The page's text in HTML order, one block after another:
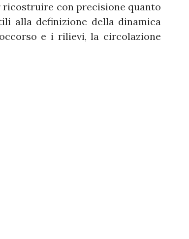
con precisione quanto
alla definizione della dinamica
e i rilievi, la circolazione